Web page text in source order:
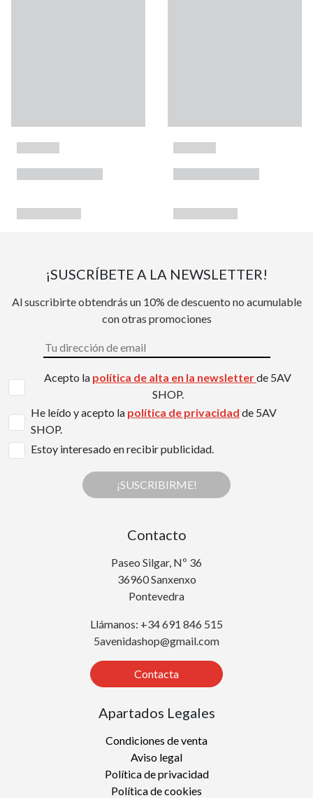
¡SUSCRÍBETE A LA NEWSLETTER!
Al suscribirte obtendrás un 10% de descuento no acumulable
con otras promociones
Acepto la política de alta en la newsletterde 5AV
SHOP.
He leído y acepto la política de privacidad de 5AV
SHOP.
Estoy interesado en recibir publicidad.
¡SUSCRIBIRME!
Contacto
Paseo Silgar, Nº 36
36960 Sanxenxo
Pontevedra
Llámanos: +34 691 846 515
5avenidashop@gmail.com
Contacta
Apartados Legales
Condiciones de venta
Aviso legal
Política de privacidad
Política de cookies